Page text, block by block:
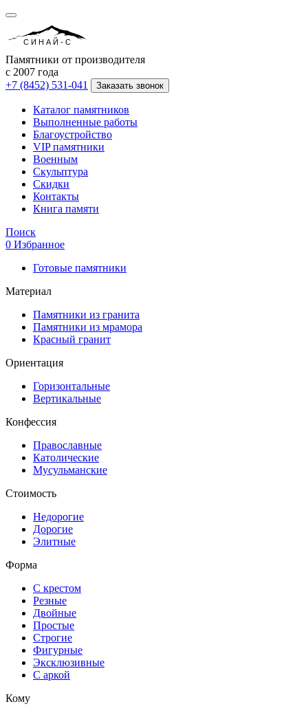
СИНАЙ-С
Памятники от производителя
с 2007 года
+7 (8452) 531-041
Заказать звонок
Каталог памятников
Выполненные работы
Благоустройство
VIP памятники
Военным
Скульптура
Скидки
Контакты
Книга памяти
Поиск
0 Избранное
Готовые памятники
Материал
Памятники из гранита
Памятники из мрамора
Красный гранит
Ориентация
Горизонтальные
Вертикальные
Конфессия
Православные
Католические
Мусульманские
Стоимость
Недорогие
Дорогие
Элитные
Форма
С крестом
Резные
Двойные
Простые
Строгие
Фигурные
Эксклюзивные
С аркой
Кому